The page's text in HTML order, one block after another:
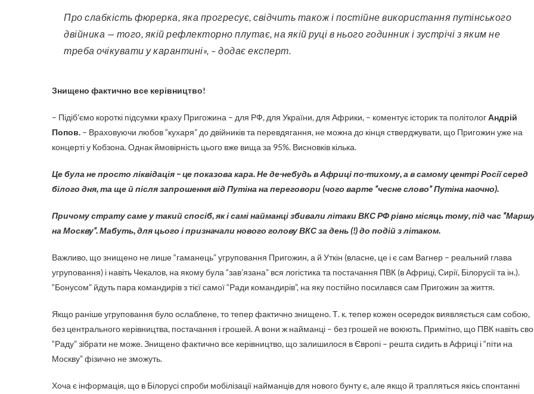
Про слабкість фюрерка, яка прогресує, свідчить також і постійне використання путінського
двійника — того, якій рефлекторно плутає, на якій руці в нього годинник і зустрічі з яким не
треба очікувати у карантині», – додає експерт.
Знищено фактично все керівництво!
– Підіб’ємо короткі підсумки краху Пригожина – для РФ, для України, для Африки, – коментує історик та політологАндрій
Попов. – Враховуючи любов “кухаря” до двійників та перевдягання, не можна до кінця стверджувати, що Пригожин уже на
концерті у Кобзона. Однак ймовірність цього вже вища за 95%. Висновків кілька.
Це була не просто ліквідація – це показова кара. Не де-небудь в Африці по-тихому, а в самому центрі Росії серед
білого дня, та ще й після запрошення від Путіна на переговори (чого варте “чесне слово” Путіна наочно).
Причому страту саме у такий спосіб, як і самі найманці збивали літаки ВКС РФ рівно місяць тому, під час
на Москву”. Мабуть, для цього і призначали нового голову ВКС за день (!) до подій з літаком.
Важливо, що знищено не лише “гаманець” угруповання Пригожин, а й Уткін (власне, це і є сам Вагнер – реальний глава
угруповання) і навіть Чекалов, на якому була “зав’язана” вся логістика та постачання ПВК (в Африці, Сирії, Білорусії та ін.).
“Бонусом” йдуть пара командирів з тієї самої “Ради командирів”, на яку постійно посилався сам Пригожин за життя.
Якщо раніше угруповання було ослаблене, то тепер фактично знищено. Т. к. тепер кожен осередок виявляється сам собою,
без центрального керівництва, постачання і грошей. А вони ж найманці – без грошей не воюють. Примітно, що ПВК навіть
“Раду” зібрати не може. Знищено фактично все керівництво, що залишилося в Європі – решта сидить в Африці і “піти на
Москву” фізично не зможуть.
Хоча є інформація, що в Білорусі спроби мобілізації найманців для нового бунту є, але якщо й трапляться якісь спонтанні